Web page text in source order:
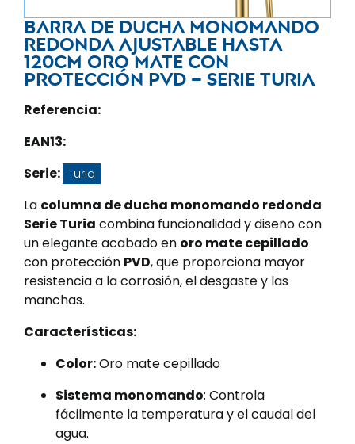
Barra de ducha monomando
redonda ajustable hasta
120CM oro mate con
protección PVD – Serie Turia
Referencia:
EAN13:
Serie: Turia
La columna de ducha monomando redonda
Serie Turia combina funcionalidad y diseño con
un elegante acabado en oro mate cepillado
con protección PVD, que proporciona mayor
resistencia a la corrosión, el desgaste y las
manchas.
Características:
Color:Oro mate cepillado
Sistema monomando: Controla
fácilmente la temperatura y el caudal del
agua.